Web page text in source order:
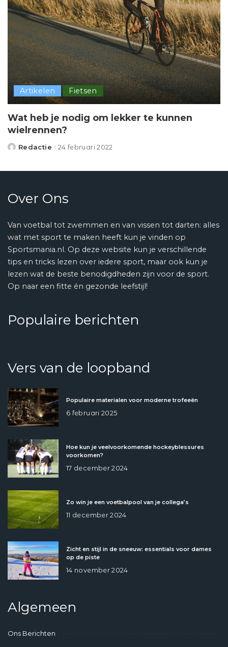
Artikelen Fietsen
Wat heb je nodig om lekker te kunnen
wielrennen?
Posted
Redactie 24 februari 2022
Over Ons
Van voetbal tot zwemmen en van vissen tot darten: alles
wat met sport te maken heeft kun je vinden op
Sportsmania.nl. Op deze website kun je verschillende
tips en tricks lezen over iedere sport, maar ook kun je
lezen wat de beste benodigdheden zijn voor de sport.
Op naar een fitte én gezonde leefstijl!
Populaire berichten
Vers van de loopband
Populaire materialen voor moderne trofeeën
6 februari 2025
Hoe kun je veelvoorkomende hockeyblessures
voorkomen?
17 december 2024
Zo win je een voetbalpool van je collega’s
11 december 2024
Zicht en stijl in de sneeuw: essentials voor dames
op de piste
14 november 2024
Algemeen
Ons Berichten